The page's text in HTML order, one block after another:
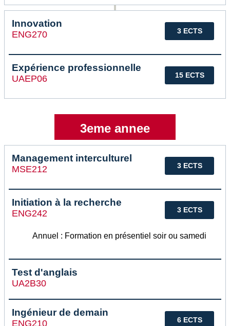
3 ECTS
Innovation
ENG270
15 ECTS
Expérience professionnelle
UAEP06
3eme annee
3 ECTS
Management interculturel
MSE212
3 ECTS
Initiation à la recherche
ENG242
Annuel : Formation en présentiel soir ou samedi
Test d'anglais
UA2B30
6 ECTS
Ingénieur de demain
ENG210